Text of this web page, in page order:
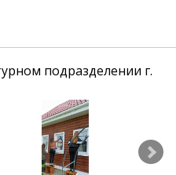
подразделении г.